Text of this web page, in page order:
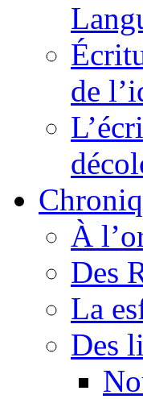
de
À
Des
La
Des